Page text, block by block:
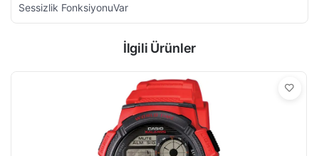
Sessizlik FonksiyonuVar
İlgili Ürünler